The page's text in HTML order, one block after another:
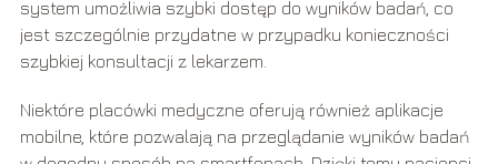
system umożliwia szybki dostęp do wyników badań, co
jest szczególnie przydatne w przypadku konieczności
szybkiej konsultacji z lekarzem.
Niektóre placówki medyczne oferują również aplikacje
mobilne, które pozwalają na przeglądanie wyników badań